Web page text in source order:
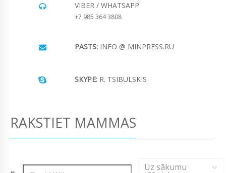
VIBER / WHATSAPP
+7 985 364 3808
PASTS: INFO @ MINPRESS.RU
SKYPE: R. TSIBULSKIS
RAKSTIET MAMMAS
Uz sākumu